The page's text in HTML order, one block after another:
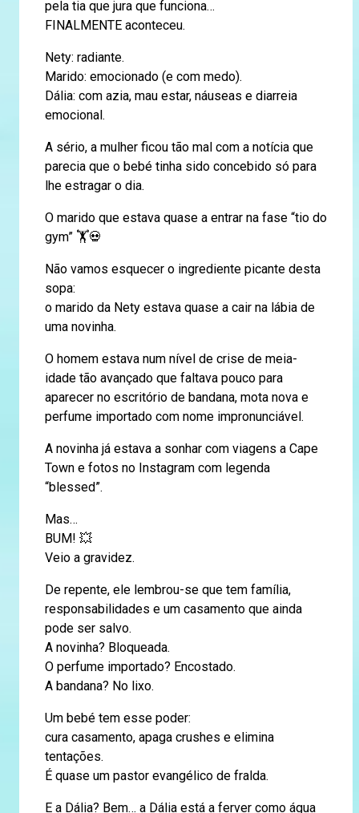
pela tia que jura que funciona…
FINALMENTE aconteceu.
Nety: radiante.
Marido: emocionado (e com medo).
Dália: com azia, mau estar, náuseas e diarreia
emocional.
A sério, a mulher ficou tão mal com a notícia que
parecia que o bebé tinha sido concebido só para
lhe estragar o dia.
O marido que estava quase a entrar na fase “tio do
gym” 🏋️💀
Não vamos esquecer o ingrediente picante desta
sopa:
o marido da Nety estava quase a cair na lábia de
uma novinha.
O homem estava num nível de crise de meia-
idade tão avançado que faltava pouco para
aparecer no escritório de bandana, mota nova e
perfume importado com nome impronunciável.
A novinha já estava a sonhar com viagens a Cape
Town e fotos no Instagram com legenda
“blessed”.
Mas…
BUM! 💥
Veio a gravidez.
De repente, ele lembrou-se que tem família,
responsabilidades e um casamento que ainda
pode ser salvo.
A novinha? Bloqueada.
O perfume importado? Encostado.
A bandana? No lixo.
Um bebé tem esse poder:
cura casamento, apaga crushes e elimina
tentações.
É quase um pastor evangélico de fralda.
E a Dália? Bem… a Dália está a ferver como água